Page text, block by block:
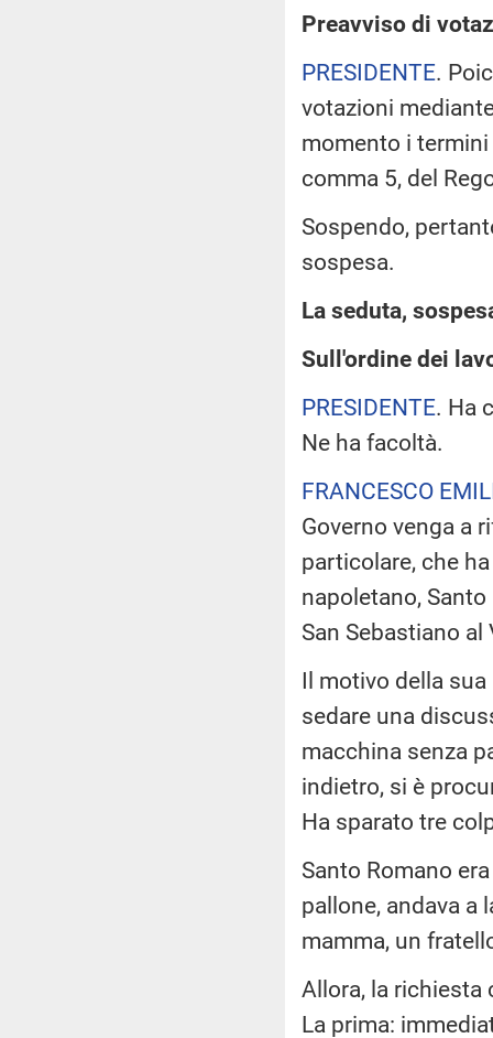
Preavviso di
PRESIDENTE.
votazioni
momento i
comma 5, del
Sospendo,
sospesa.
La seduta,
Sull'ordine dei
PRESIDENTE. Ha
Ne ha facoltà.
FRANCESCO
Governo venga a
particolare, che
napoletano,
San Sebastiano al
Il motivo della
sedare una
macchina senza
indietro, si è
Ha sparato tre
Santo Romano
pallone, andava a
mamma, un
Allora, la richiesta
La prima: